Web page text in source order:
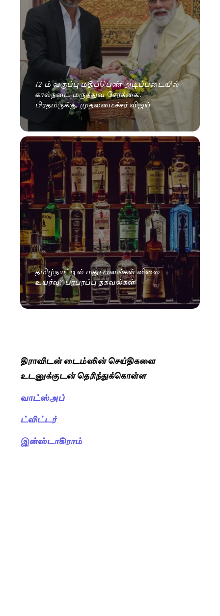
12-ம் வகுப்பு மதிப்பெண் அடிப்படையில்
கால்நடை மருத்துவ சேர்க்கை..
பிரதமருக்கு, முதலமைச்சர் விஜய்
தமிழ்நாட்டில் மதுபானங்கள் விலை
உயர்வு? பரபரப்பு தகவல்கள்!
திராவிடன் டைம்ஸின் செய்திகளை
உடனுக்குடன் தெரிந்துக்கொள்ள
வாட்ஸ்அப்
ட்விட்டர்
இன்ஸ்டாகிராம்